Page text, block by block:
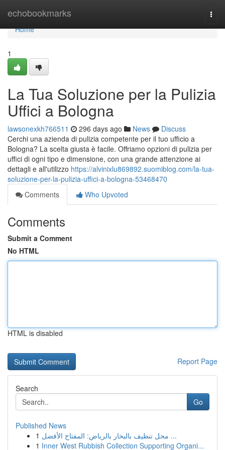
echobookmarks
Home
Home
1
La Tua Soluzione per la Pulizia
Uffici a Bologna
lawsonexkh766511 296 days ago News
Discuss
Cerchi una azienda di pulizia competente per il tuo ufficio a
Bologna? La scelta giusta è facile. Offriamo opzioni di pulizia per
uffici di ogni tipo e dimensione, con una grande attenzione ai
dettagli e all'utilizzo https://alvinixlu869892.suomiblog.com/la-tua-
soluzione-per-la-pulizia-uffici-a-bologna-53468470
Comments
Who Upvoted
Comments
Submit a Comment
No HTML
HTML is disabled
Report Page
Search
Go
Published News
1
محل تنظيف بالبخار بالرياض: المفتاح الأفضل ...
1 Inner West Rubbish Collection Supporting Organi...